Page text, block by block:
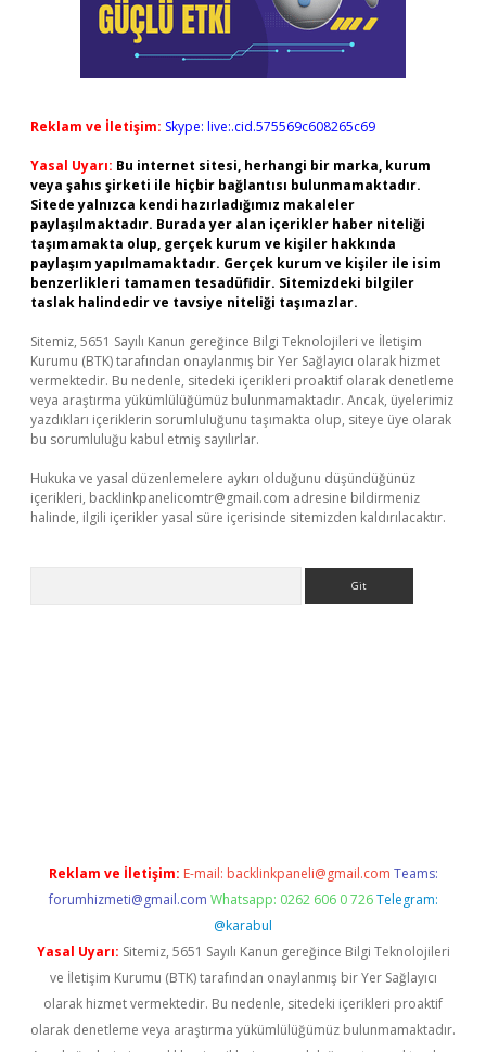
Reklam ve İletişim: Skype: live:.cid.575569c608265c69
Yasal Uyarı: Bu internet sitesi, herhangi bir marka, kurum
veya şahıs şirketi ile hiçbir bağlantısı bulunmamaktadır.
Sitede yalnızca kendi hazırladığımız makaleler
paylaşılmaktadır. Burada yer alan içerikler haber niteliği
taşımamakta olup, gerçek kurum ve kişiler hakkında
paylaşım yapılmamaktadır. Gerçek kurum ve kişiler ile isim
benzerlikleri tamamen tesadüfidir. Sitemizdeki bilgiler
taslak halindedir ve tavsiye niteliği taşımazlar.
Sitemiz, 5651 Sayılı Kanun gereğince Bilgi Teknolojileri ve İletişim
Kurumu (BTK) tarafından onaylanmış bir Yer Sağlayıcı olarak hizmet
vermektedir. Bu nedenle, sitedeki içerikleri proaktif olarak denetleme
veya araştırma yükümlülüğümüz bulunmamaktadır. Ancak, üyelerimiz
yazdıkları içeriklerin sorumluluğunu taşımakta olup, siteye üye olarak
bu sorumluluğu kabul etmiş sayılırlar.
Hukuka ve yasal düzenlemelere aykırı olduğunu düşündüğünüz
içerikleri, backlinkpanelicomtr@gmail.com adresine bildirmeniz
halinde, ilgili içerikler yasal süre içerisinde sitemizden kaldırılacaktır.
Reklam ve İletişim: E-mail: backlinkpaneli@gmail.com Teams:
forumhizmeti@gmail.com Whatsapp: 0262 606 0 726 Telegram:
@karabul
Yasal Uyarı: Sitemiz, 5651 Sayılı Kanun gereğince Bilgi Teknolojileri
ve İletişim Kurumu (BTK) tarafından onaylanmış bir Yer Sağlayıcı
olarak hizmet vermektedir. Bu nedenle, sitedeki içerikleri proaktif
olarak denetleme veya araştırma yükümlülüğümüz bulunmamaktadır.